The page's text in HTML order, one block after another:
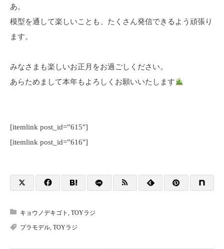
あ。
模型を通して楽しいことも、たくさん発信できるよう頑張り
ます。
みなさまも楽しいお正月をお過ごしください。
あらためまして本年もよろしくお願いいたします
[itemlink post_id=”615″]
[itemlink post_id=”616″]
キョウノデキゴト , TOYラジ
プラモデル, TOYラジ